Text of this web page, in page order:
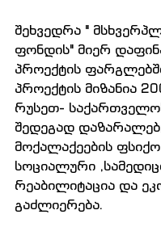
შეხვედრა "
ფონდის" მიერ
პროექტის
პროექტის მიზანია
რუსეთ-
შედეგად
მოქალაქეების
სოციალური
რეაბილიტაცია და
გაძლიერება.